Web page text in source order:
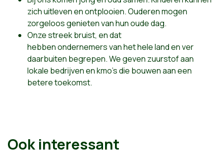
zich uitleven en ontplooien. Ouderen mogen
zorgeloos genieten van hun oude dag.
Onzestreekbruist, en dat
hebbenondernemersvan het hele land en ver
daarbuiten begrepen. We geven zuurstof aan
lokale bedrijven en kmo's die bouwen aan een
betere toekomst.
Ook interessant